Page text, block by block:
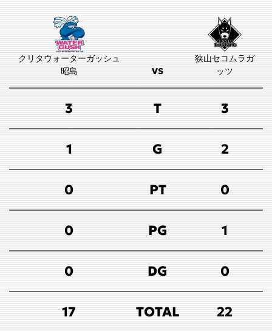
クリタウォーターガッシュ
昭島
VS
狭山セコムラガ
ッツ
3 T 3
1 G 2
0 PT 0
0 PG 1
0 DG 0
17 TOTAL 22